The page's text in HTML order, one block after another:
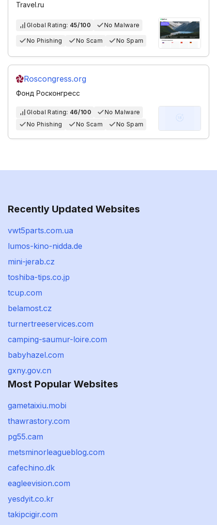
Travel.ru
Global Rating: 45/100 No Malware
No Phishing No Scam No Spam
Roscongress.org
Фонд Росконгресс
Global Rating: 46/100
No Malware
No Phishing
No Scam No Spam
Recently Updated Websites
vwt5parts.com.ua
lumos-kino-nidda.de
mini-jerab.cz
toshiba-tips.co.jp
tcup.com
belamost.cz
turnertreeservices.com
camping-saumur-loire.com
babyhazel.com
gxny.gov.cn
Most Popular Websites
gametaixiu.mobi
thawrastory.com
pg55.cam
metsminorleagueblog.com
cafechino.dk
eagleevision.com
yesdyit.co.kr
takipcigir.com